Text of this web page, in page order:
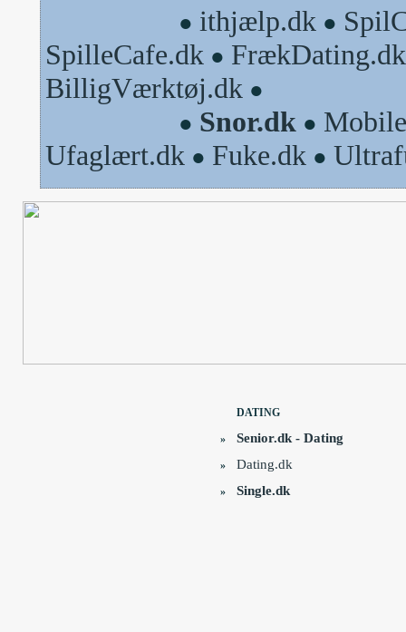
● ithjælp.dk ●
SpilleCafe.dk ● FrækDating.dk
BilligVærktøj.dk ●
● Snor.dk ●
Ufaglært.dk ● Fuke.dk ●
DATING
» Senior.dk - Dating
» Dating.dk
» Single.dk